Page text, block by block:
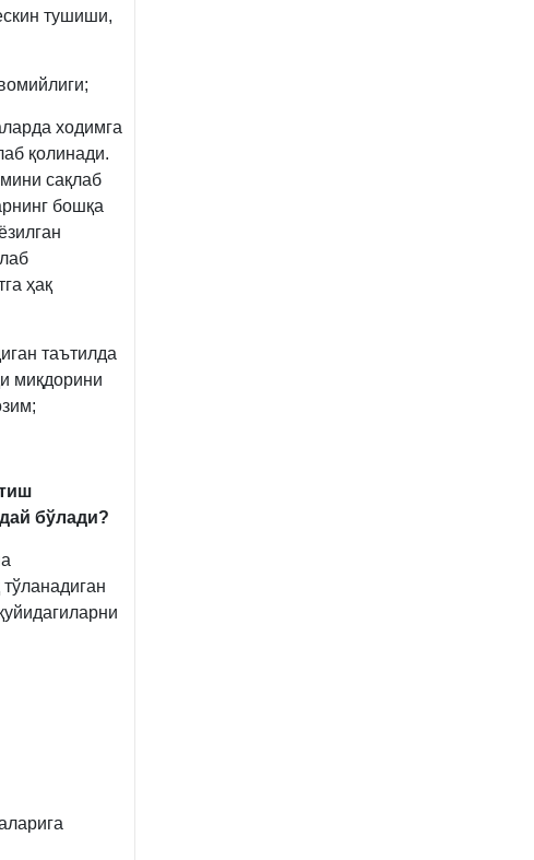
тушиши,
ходимга
қолинади.
сақлаб
бошқа
ҳақ
таътилда
миқдорини
бўлади?